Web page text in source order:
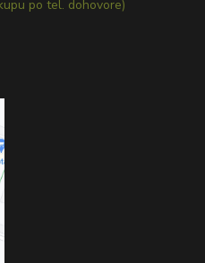
po tel. dohovore)